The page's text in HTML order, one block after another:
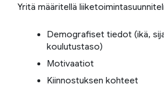
Yritä määritellä
Demografiset tiedot (ikä,
koulutustaso)
Motivaatiot
Kiinnostuksen kohteet